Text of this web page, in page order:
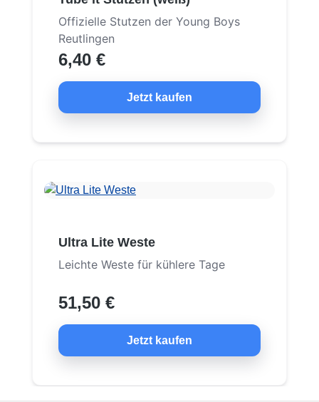
Offizielle Stutzen der Young Boys
Reutlingen
6,40 €
Jetzt kaufen
Ultra Lite Weste
Leichte Weste für kühlere Tage
51,50 €
Jetzt kaufen